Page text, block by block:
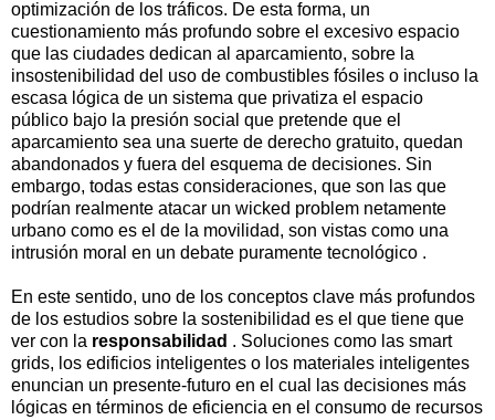
optimización de los tráficos. De esta forma, un
cuestionamiento más profundo sobre el excesivo espacio
que las ciudades dedican al aparcamiento, sobre la
insostenibilidad del uso de combustibles fósiles o incluso la
escasa lógica de un sistema que privatiza el espacio
público bajo la presión social que pretende que el
aparcamiento sea una suerte de derecho gratuito, quedan
abandonados y fuera del esquema de decisiones. Sin
embargo, todas estas consideraciones, que son las que
podrían realmente atacar un wicked problem netamente
urbano como es el de la movilidad, son vistas como una
intrusión moral en un debate puramente tecnológico .
En este sentido, uno de los conceptos clave más profundos
de los estudios sobre la sostenibilidad es el que tiene que
ver con la responsabilidad . Soluciones como las smart
grids, los edificios inteligentes o los materiales inteligentes
enuncian un presente-futuro en el cual las decisiones más
lógicas en términos de eficiencia en el consumo de recursos